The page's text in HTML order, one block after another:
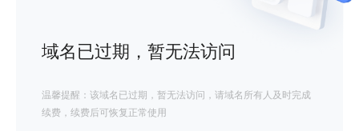
域名已过期，暂无法访问
温馨提醒：该域名已过期，暂无法访问，请域名所有人及时完成
续费，续费后可恢复正常使用